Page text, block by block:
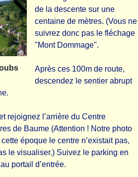
de la descente sur une
centaine de mètres. (Vous ne
suivrez donc pas le fléchage
"Mont Dommage".
Après ces 100m de route,
descendez le sentier abrupt
rejoignez l’arrière du Centre
de Baume (Attention ! Notre photo
époque le centre n’existait pas,
le visualiser.) Suivez le parking en
portail d’entrée.